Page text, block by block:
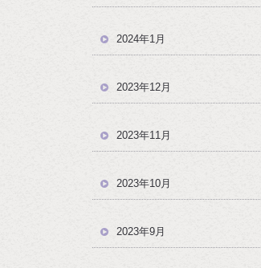
2024年1月
2023年12月
2023年11月
2023年10月
2023年9月